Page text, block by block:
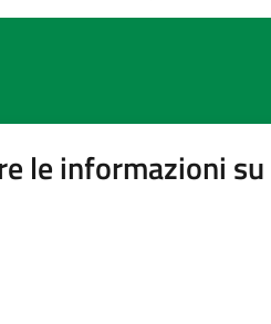
le informazioni